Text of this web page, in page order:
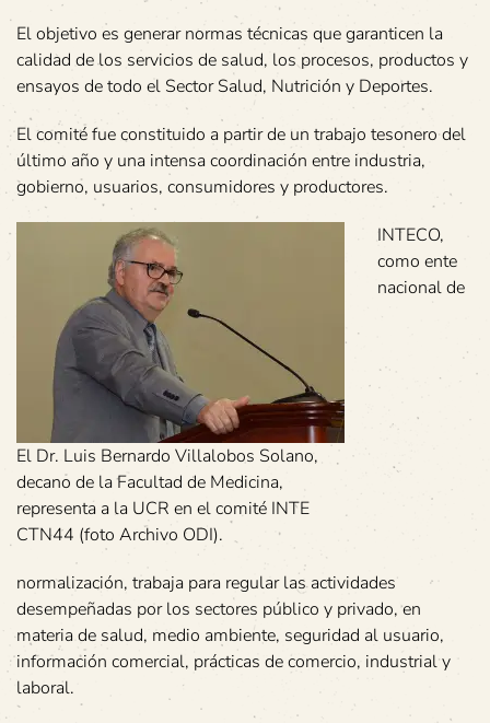
El objetivo es generar normas técnicas que garanticen la
calidad de los servicios de salud, los procesos, productos y
ensayos de todo el Sector Salud, Nutrición y Deportes.
El comité fue constituido a partir de un trabajo tesonero del
último año y una intensa coordinación entre industria,
gobierno, usuarios, consumidores y productores.
El Dr. Luis Bernardo Villalobos Solano,
decano de la Facultad de Medicina,
representa a la UCR en el comité INTE
CTN44 (foto Archivo ODI).
INTECO,
como ente
nacional de
normalización, trabaja para regular las actividades
desempeñadas por los sectores público y privado, en
materia de salud, medio ambiente, seguridad al usuario,
información comercial, prácticas de comercio, industrial y
laboral.